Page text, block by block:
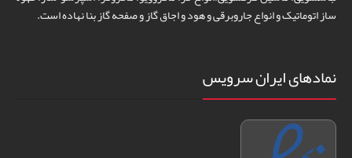
ساز اتوماتیک و انواع جاروبرقی و هود و اجاق گاز و صفحه گاز بنا نهاده است.
نمادهای ایران سرویس